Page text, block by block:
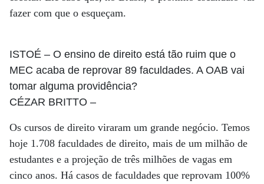
fazer com que o esqueçam.
ISTOÉ – O ensino de direito está tão ruim que o
MEC acaba de reprovar 89 faculdades. A OAB vai
tomar alguma providência?
CÉZAR BRITTO –
Os cursos de direito viraram um grande negócio. Temos
hoje 1.708 faculdades de direito, mais de um milhão de
estudantes e a projeção de três milhões de vagas em
cinco anos. Há casos de faculdades que reprovam 100%